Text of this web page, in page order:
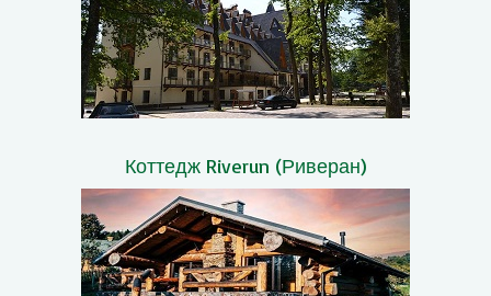
Коттедж Riverun (Риверан)